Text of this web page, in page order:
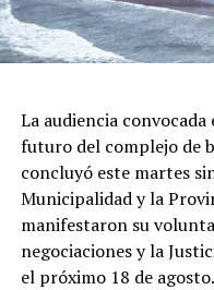
La audiencia
futuro del complejo de
concluyó este martes
Municipalidad y la
manifestaron su
negociaciones y la
el próximo 18 de agosto.